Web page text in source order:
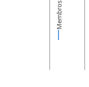
Membros